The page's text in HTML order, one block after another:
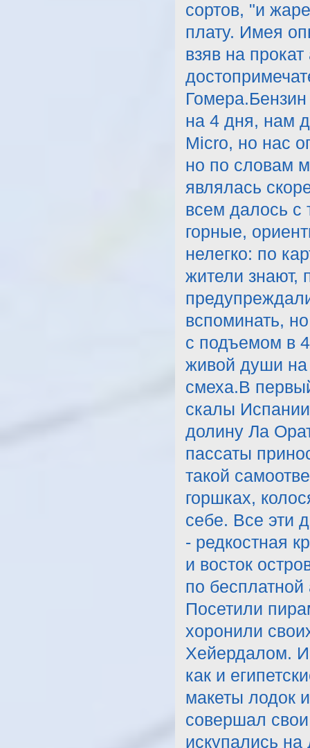
сортов, "и
плату. Имея
взяв на
на 4 дня, нам
Micro, но нас
но по словам
являлась
всем далось с
горные,
нелегко: по
жители знают,
вспоминать,
с подъемом в
живой души на
смеха.В
скалы
долину Ла
пассаты
такой
горшках,
себе. Все эти
- редкостная
и восток
по
Посетили
хоронили
Хейердалом.
как и
макеты лодок
совершал
искупались